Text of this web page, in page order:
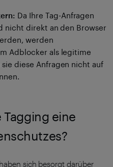
Da Ihre Tag-Anfragen
nicht direkt an den Browser
werden
Adblocker als legitime
diese Anfragen nicht auf
Tagging eine
sich besorgt darüber